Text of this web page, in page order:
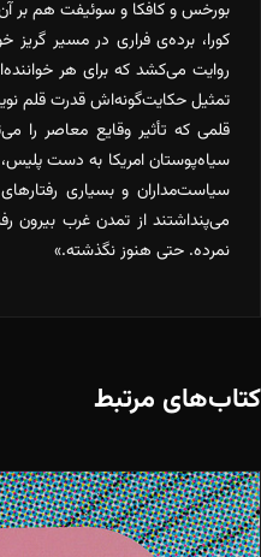
بورخس و کافکا و سوئیفت هم بر
کورا، برده‌ی فراری در مسیر
روایت می‌کشد که برای هر
تمثیل حکایت‌گونه‌اش قدرت قلم
قلمی که تأثیر وقایع معاصر را
سیاه‌پوستان امریکا به دست
سیاست‌مداران و بسیاری
می‌پنداشتند از تمدن غرب بیرون
نمرده. حتی هنوز نگذشته.»
کتاب‌های مرتبط